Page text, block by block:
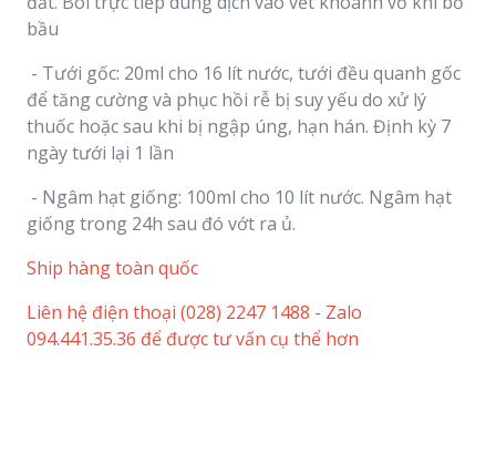
bầu
- Tưới gốc: 20ml cho 16 lít nước, tưới đều quanh gốc
để tăng cường và phục hồi rễ bị suy yếu do xử lý
thuốc hoặc sau khi bị ngập úng, hạn hán. Định kỳ 7
ngày tưới lại 1 lần
- Ngâm hạt giống: 100ml cho 10 lít nước. Ngâm hạt
giống trong 24h sau đó vớt ra ủ.
Ship hàng toàn quốc
Liên hệ điện thoại (028) 2247 1488 - Zalo
094.441.35.36 để được tư vấn cụ thể hơn